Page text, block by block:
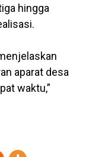
hingga
aparat desa
waktu,”